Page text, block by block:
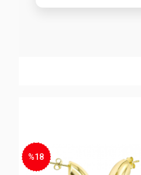
%18